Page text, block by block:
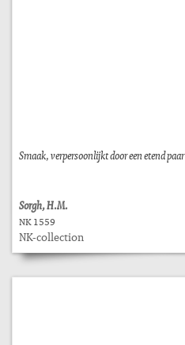
Smaak, verpersoonlijkt door een etend paar
Sorgh, H.M.
NK 1559
NK-collection